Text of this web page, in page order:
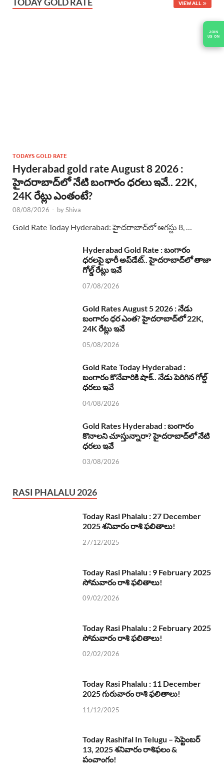
JOIN
US ON
VIEW ALL
TODAYS GOLD RATE
Hyderabad gold rate August 8 2026 :
హైదరాబాద్‌లో నేటి బంగారం ధరలు ఇవే.. 22K,
24K రేట్లు ఎంతంటే?
08/08/2026 - byShiva
Gold Rate Today Hyderabad: హైదరాబాద్‌లో ఆగస్టు 8, …
Hyderabad Gold Rate : బంగారం
ధరలపై భారీ అప్‌డేట్.. హైదరాబాద్‌లో తాజా
గోల్డ్ రేట్లు ఇవే
07/08/2026
Gold Rates August 5 2026 : నేడు
బంగారం ధర ఎంత? హైదరాబాద్‌లో 22K,
24K రేట్లు ఇవే
05/08/2026
Gold Rate Today Hyderabad :
బంగారం కొనేవారికి షాక్.. నేడు పెరిగిన గోల్డ్
ధరలు ఇవే
04/08/2026
Gold Rates Hyderabad : బంగారం
కొనాలని చూస్తున్నారా? హైదరాబాద్‌లో నేటి
ధరలు ఇవే
03/08/2026
RASI PHALALU 2026
Today Rasi Phalalu : 27 December
2025 శనివారం రాశి ఫలితాలు!
27/12/2025
Today Rasi Phalalu : 9 February 2025
సోమవారం రాశి ఫలితాలు!
09/02/2026
Today Rasi Phalalu : 2 February 2025
సోమవారం రాశి ఫలితాలు!
02/02/2026
Today Rasi Phalalu : 11 December
2025 గురువారం రాశి ఫలితాలు!
11/12/2025
Today Rashifal In Telugu – సెప్టెంబర్
13, 2025 శనివారం రాశిఫలం &
పంచాంగం!